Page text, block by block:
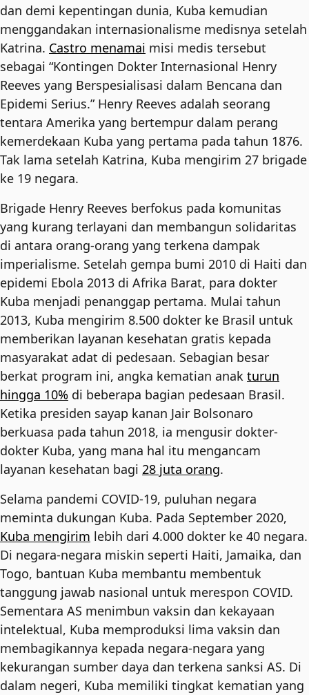
dan demi kepentingan dunia, Kuba kemudian
menggandakan internasionalisme medisnya setelah
Katrina. Castro menamai misi medis tersebut
sebagai “Kontingen Dokter Internasional Henry
Reeves yang Berspesialisasi dalam Bencana dan
Epidemi Serius.” Henry Reeves adalah seorang
tentara Amerika yang bertempur dalam perang
kemerdekaan Kuba yang pertama pada tahun 1876.
Tak lama setelah Katrina, Kuba mengirim 27 brigade
ke 19 negara.
Brigade Henry Reeves berfokus pada komunitas
yang kurang terlayani dan membangun solidaritas
di antara orang-orang yang terkena dampak
imperialisme. Setelah gempa bumi 2010 di Haiti dan
epidemi Ebola 2013 di Afrika Barat, para dokter
Kuba menjadi penanggap pertama. Mulai tahun
2013, Kuba mengirim 8.500 dokter ke Brasil untuk
memberikan layanan kesehatan gratis kepada
masyarakat adat di pedesaan. Sebagian besar
berkat program ini, angka kematian anak turun
hingga 10% di beberapa bagian pedesaan Brasil.
Ketika presiden sayap kanan Jair Bolsonaro
berkuasa pada tahun 2018, ia mengusir dokter-
dokter Kuba, yang mana hal itu mengancam
layanan kesehatan bagi 28 juta orang.
Selama pandemi COVID-19, puluhan negara
meminta dukungan Kuba. Pada September 2020,
Kuba mengirim lebih dari 4.000 dokter ke 40 negara.
Di negara-negara miskin seperti Haiti, Jamaika, dan
Togo, bantuan Kuba membantu membentuk
tanggung jawab nasional untuk merespon COVID.
Sementara AS menimbun vaksin dan kekayaan
intelektual, Kuba memproduksi lima vaksin dan
membagikannya kepada negara-negara yang
kekurangan sumber daya dan terkena sanksi AS. Di
dalam negeri, Kuba memiliki tingkat kematian yang